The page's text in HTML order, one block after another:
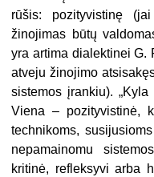
rūšis: pozityvistinę
žinojimas būtų
yra artima dialektinei G.
atveju žinojimo
sistemos įrankiu).
Viena – pozityvistinė,
technikoms,
nepamainomu
kritinė, refleksyvi arba